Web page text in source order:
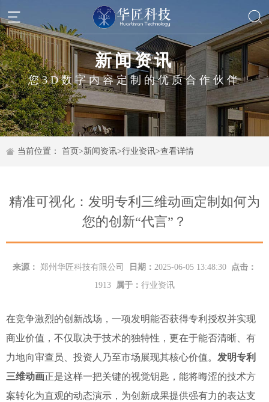
新闻资讯
您3D数字内容定制的优质合作伙伴
当前位置： 首页>新闻资讯>行业资讯>查看详情
精准可视化：发明专利三维动画定制如何为
您的创新“代言”？
来源： 郑州华匠科技有限公司 日期： 2025-06-05 13:48:30
点击：
1913
属于： 行业资讯
在竞争激烈的创新战场，一项发明能否获得专利授权并实现
商业价值，不仅取决于技术的独特性，更在于能否清晰、有
力地向审查员、投资人乃至市场展现其核心价值。 发明专利
三维动画正是这样一把关键的视觉钥匙，能将晦涩的技术方
案转化为直观的动态演示，为创新成果提供强有力的表达支